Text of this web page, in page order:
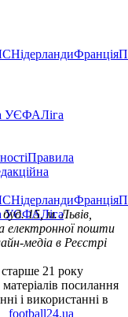
НідерландиФранція
УЄФАЛіга
Правила
НідерландиФранція
УЄФАЛіга
15, м. Львів,
електронної пошти
медіа в Реєстрі
старше 21 року
посилання
і використанні в
football24.ua